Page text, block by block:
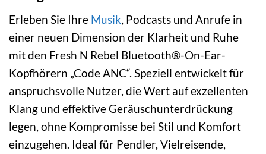
Erleben Sie Ihre Musik, Podcasts und Anrufe in
einer neuen Dimension der Klarheit und Ruhe
mit den Fresh N Rebel Bluetooth®-On-Ear-
Kopfhörern „Code ANC“. Speziell entwickelt für
anspruchsvolle Nutzer, die Wert auf exzellenten
Klang und effektive Geräuschunterdrückung
legen, ohne Kompromisse bei Stil und Komfort
einzugehen. Ideal für Pendler, Vielreisende,